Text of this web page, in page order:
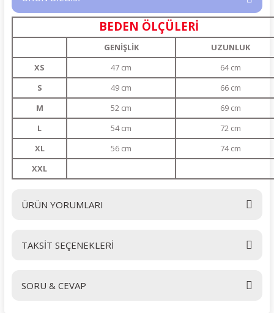
BEDEN ÖLÇÜLERİ
GENİŞLİK
UZUNLUK
XS
47 cm
64 cm
S
49 cm
66 cm
M
52 cm
69 cm
L
54 cm
72 cm
XL
56 cm
74 cm
XXL
ÜRÜN YORUMLARI
Bu ürüne ilk yorumu siz yapın!
TAKSİT SEÇENEKLERİ
SORU & CEVAP